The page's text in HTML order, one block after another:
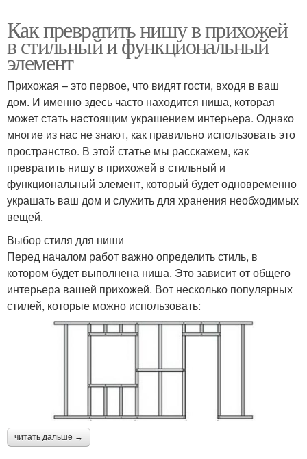
Как превратить нишу в прихожей
в стильный и функциональный
элемент
Прихожая – это первое, что видят гости, входя в ваш
дом. И именно здесь часто находится ниша, которая
может стать настоящим украшением интерьера. Однако
многие из нас не знают, как правильно использовать это
пространство. В этой статье мы расскажем, как
превратить нишу в прихожей в стильный и
функциональный элемент, который будет одновременно
украшать ваш дом и служить для хранения необходимых
вещей.
Выбор стиля для ниши
Перед началом работ важно определить стиль, в
котором будет выполнена ниша. Это зависит от общего
интерьера вашей прихожей. Вот несколько популярных
стилей, которые можно использовать:
читать дальше →